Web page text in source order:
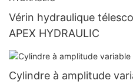
Vérin hydraulique
APEX HYDRAULIC
Cylindre à amplitude